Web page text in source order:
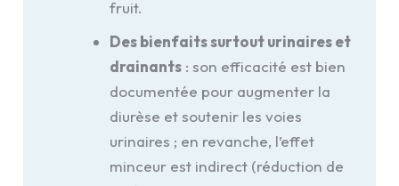
fruit.
Des bienfaits surtout urinaires et
drainants: son efficacité est bien
documentée pour augmenter la
diurèse et soutenir les voies
urinaires ; en revanche, l’effet
minceur est indirect (réduction de